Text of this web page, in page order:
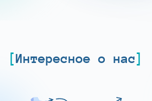
Интересное о нас